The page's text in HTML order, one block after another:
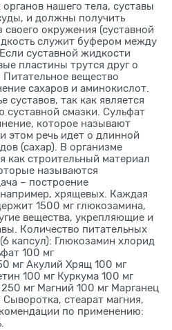
нашего тела, суставы
и должны получить
своего окружения (суставной
служит буфером между
суставной жидкости
пластины трутся друг о
вещество
сахаров и аминокислот.
суставов, так как является
суставной смазки. Сульфат
которое называют
этом речь идет о длинной
(сахар). В организме
как строительный материал
называются
– построение
хрящевых. Каждая
1500 мг глюкозамина,
вещества, укрепляющие и
Количество питательных
капсул): Глюкозамин хлорид
100 мг
мг Акулий Хрящ 100 мг
100 мг Куркума 100 мг
мг Магний 100 мг Марганец
стеарат магния,
по применению: